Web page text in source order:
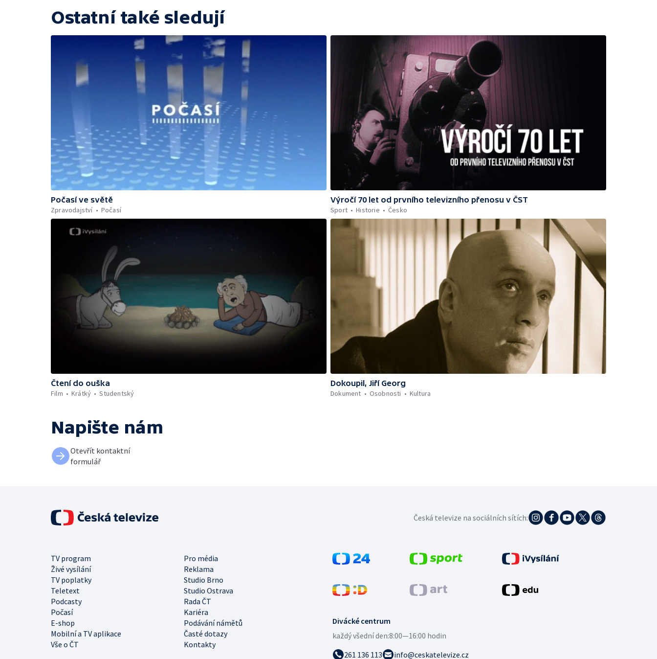
Ostatní také sledují
Počasí ve světě
Zpravodajství
Počasí
Výročí 70 let od prvního televizního přenosu v ČST
Sport
Historie Česko
Čtení do ouška
Film
Krátký Studentský
Dokoupil, Jiří Georg
Dokument
Osobnosti Kultura
Napište nám
Otevřít kontaktní
formulář
Divácké centrum
každý všední den:8:00—16:00 hodin
261 136 113
info@ceskatelevize.cz
TV program
Pro média
Živé vysílání
Reklama
TV poplatky
Studio Brno
Teletext
Studio Ostrava
Podcasty
Rada ČT
Počasí
Kariéra
E-shop
Podávání námětů
Mobilní a TV aplikace
Časté dotazy
Vše o ČT
Kontakty
Česká televize na sociálních sítích: